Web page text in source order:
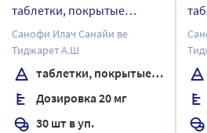
таблетки, покрытые
пленочной оболочкой
Санофи Илач Санайи ве
Тиджарет А.Ш
таблетки, покрытые пленочной оболочкой
Дозировка 20 мг
30 шт в уп.